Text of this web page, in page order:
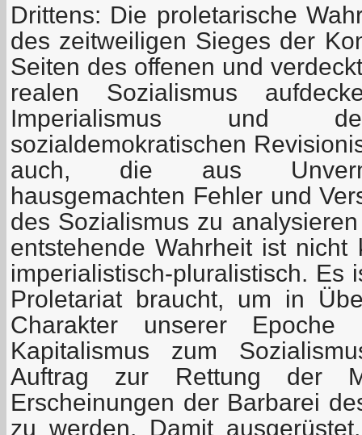
Drittens: Die proletarische
des zeitweiligen Sieges der
Seiten des offenen und
realen Sozialismus
Imperialismus und
sozialdemokratischen
auch, die aus
hausgemachten Fehler und
des Sozialismus zu
entstehende Wahrheit ist nicht
imperialistisch-pluralistisch. Es
Proletariat braucht, um in
Charakter unserer
Kapitalismus zum
Auftrag zur Rettung der
Erscheinungen der Barbarei
zu werden. Damit